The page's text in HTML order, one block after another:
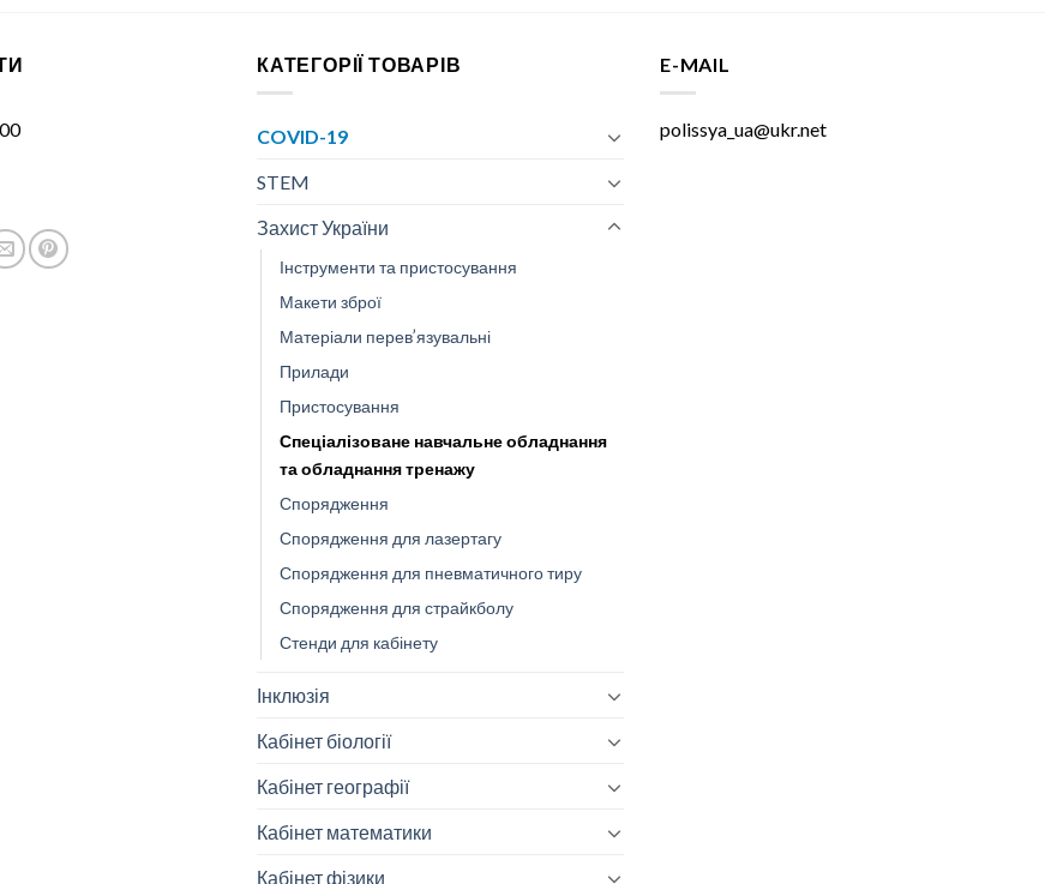
КАТЕГОРІЇ ТОВАРІВ
COVID-19
STEM
Захист України
Інструменти та пристосування
Макети зброї
Матеріали перев’язувальні
Прилади
Пристосування
Спеціалізоване навчальне обладнання
та обладнання тренажу
Спорядження
Спорядження для лазертагу
Спорядження для пневматичного тиру
Спорядження для страйкболу
Стенди для кабінету
Інклюзія
Кабінет біології
Кабінет географії
Кабінет математики
Кабінет фізики
E-MAIL
polissya_ua@ukr.net